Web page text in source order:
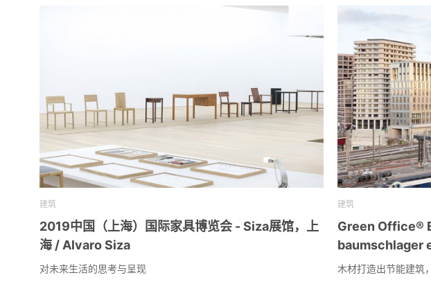
建筑
2019中国（上海）国际家具博览会 - Siza展馆，上
海 / Alvaro Siza
对未来生活的思考与呈现
建筑
Green Office®
baumschlager
木材打造出节能建筑